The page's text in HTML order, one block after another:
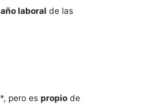
año laboral de las
*, pero es propio de